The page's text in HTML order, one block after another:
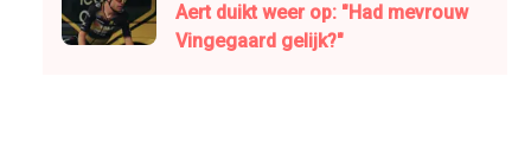
Aert duikt weer op: "Had mevrouw
Vingegaard gelijk?"